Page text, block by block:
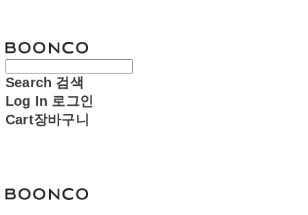
Search 검색
Log In 로그인
Cart장바구니